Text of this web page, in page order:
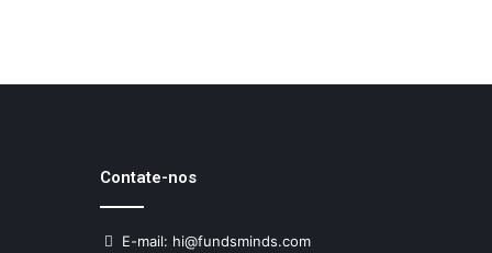
Contate-nos
E-mail: hi@fundsminds.com